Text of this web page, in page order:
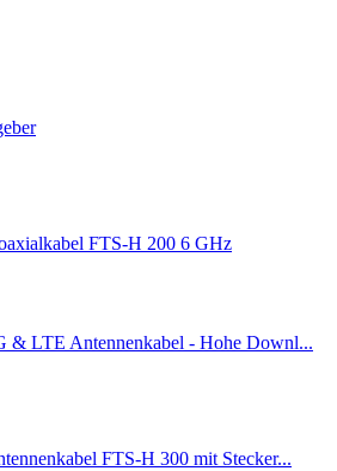
FTS-H 200 6 GHz
& LTE Antennenkabel - Hohe Downl...
FTS-H 300 mit Stecker...